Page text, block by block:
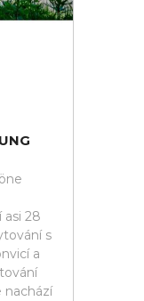
asi 28
s
a
nachází